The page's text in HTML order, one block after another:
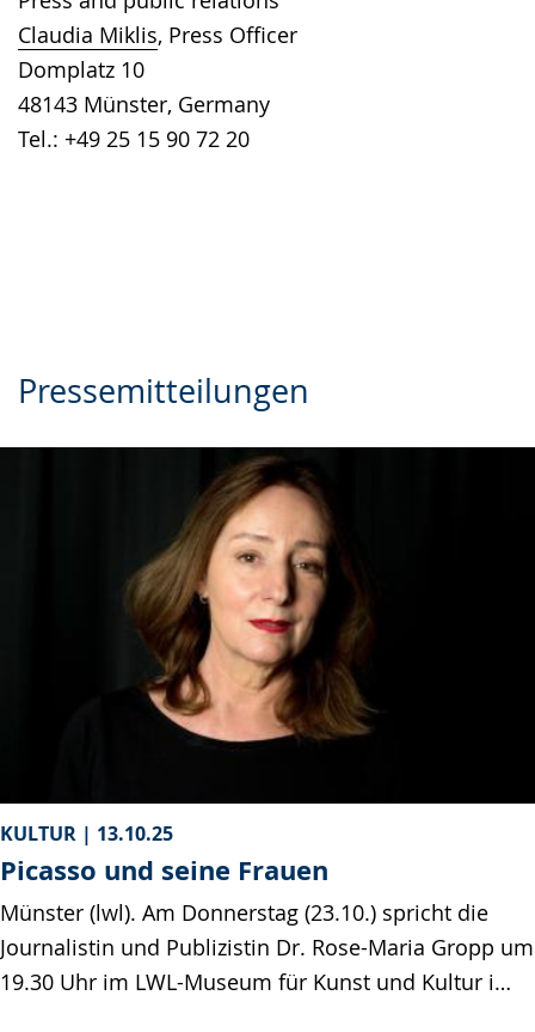
Claudia Miklis, Press Officer
Domplatz 10
48143 Münster, Germany
Tel.: +49 25 15 90 72 20
language.
open
up
presenting
the
text
Pressemitteilungen
KULTUR | 13.10.25
Picasso und seine Frauen
Münster (lwl). Am Donnerstag (23.10.) spricht die
Journalistin und Publizistin Dr. Rose-Maria Gropp um
19.30 Uhr im LWL-Museum für Kunst und Kultur i…